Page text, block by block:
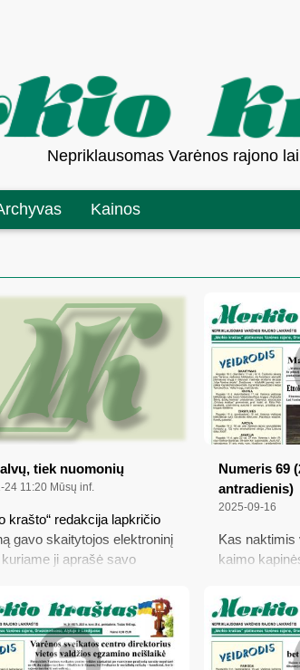
Nepriklausomas Varėnos rajono
Kainos
tiek nuomonių
24 11:20 Mūsų inf.
krašto“ redakcija lapkričio
gavo skaitytojos elektroninį
ji aprašė savo
žodžius“, pasakytus per
lapkričio 6 dieną
laidoje „Už ir prieš“
Lietuvos jaunimas –
Numeris 69
antradienis)
2025-09-16
Kas naktimis
kaimo
Aplankė
„Varpilės“
Velžienę;
dalyviai